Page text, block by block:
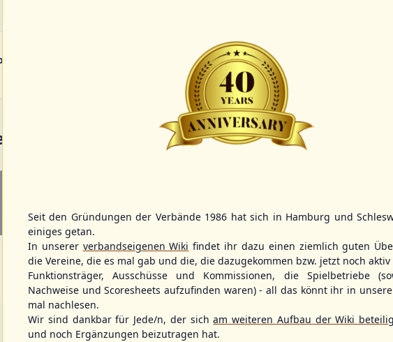
B Pool 2026 - Group Germany
WBSC Europe
15:00 Uhr(€) Box-Score
Israel vs. Slovakia
U-23 Baseball European
Championship B Pool 2026 - Group
12:00 Uhr(€) Box-Score
Sweden vs. Belgium
U-23 Baseball European
Championship B Pool 2026 - Group
Germany
WBSC Europe
11:30 Uhr(€)
Türkiye vs.
U-23 Baseball
Championship B
Spain
Seit den Gründungen der Verbände 1986 hat sich in Hamburg und
einiges getan.
In unserer verbandseigenen Wiki findet ihr dazu einen ziemlich guten
die Vereine, die es mal gab und die, die dazugekommen bzw. jetzt noch aktiv
Funktionsträger, Ausschüsse und Kommissionen, die Spielbetriebe
Nachweise und Scoresheets aufzufinden waren) - all das könnt ihr in
mal nachlesen.
Wir sind dankbar für Jede/n, der sicham weiteren Aufbau der Wiki
und noch Ergänzungen beizutragen hat.